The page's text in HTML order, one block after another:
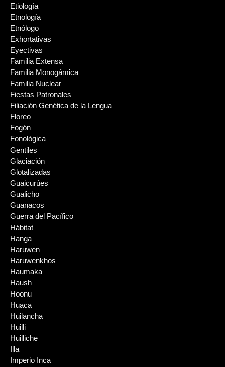
Etiología
Etnología
Etnólogo
Exhortativas
Eyectivas
Familia Extensa
Familia Monogámica
Familia Nuclear
Fiestas Patronales
Filiación Genética de la Lengua
Floreo
Fogón
Fonológica
Gentiles
Glaciación
Glotalizadas
Guaicurúes
Gualicho
Guanacos
Guerra del Pacífico
Hábitat
Hanga
Haruwen
Haruwenkhos
Haumaka
Haush
Hoonu
Huaca
Huilancha
Huilli
Huilliche
Illa
Imperio Inca